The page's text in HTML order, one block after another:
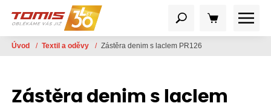
Úvod / Textil a oděvy / Zástěra denim s laclem PR126
Zástěra denim s laclem